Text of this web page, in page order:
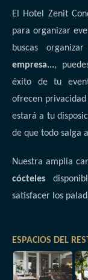
El Hotel Zenit
para organizar
buscas organizar
empresa...,
éxito de tu
ofrecen
estará a tu
de que todo salga
Nuestra amplia
cócteles
satisfacer los
ESPACIOS DEL